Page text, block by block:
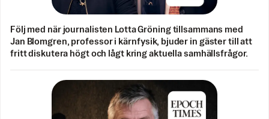
Följ med när journalisten Lotta Gröning tillsammans med
Jan Blomgren, professor i kärnfysik, bjuder in gäster till att
fritt diskutera högt och lågt kring aktuella samhällsfrågor.